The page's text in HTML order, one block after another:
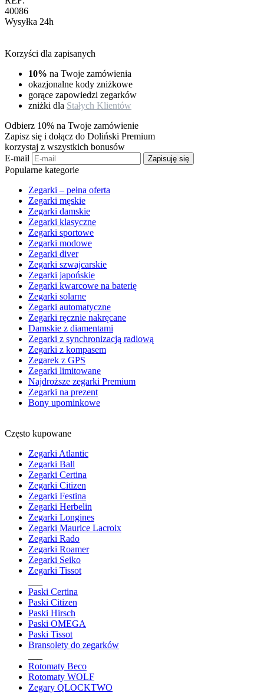
40086
Wysyłka 24h
Korzyści dla zapisanych
10% na Twoje zamówienia
okazjonalne kody zniżkowe
gorące zapowiedzi zegarków
zniżki dla Stałych Klientów
Odbierz 10% na Twoje zamówienie
Zapisz się i dołącz do Doliński Premium
korzystaj z wszystkich bonusów
E-mail
Zapisuję się
Popularne kategorie
Zegarki – pełna oferta
Zegarki męskie
Zegarki damskie
Zegarki klasyczne
Zegarki sportowe
Zegarki modowe
Zegarki diver
Zegarki szwajcarskie
Zegarki japońskie
Zegarki kwarcowe na baterię
Zegarki solarne
Zegarki automatyczne
Zegarki ręcznie nakręcane
Damskie z diamentami
Zegarki z synchronizacją radiową
Zegarki z kompasem
Zegarek z GPS
Zegarki limitowane
Najdroższe zegarki Premium
Zegarki na prezent
Bony upominkowe
Często kupowane
Zegarki Atlantic
Zegarki Ball
Zegarki Certina
Zegarki Citizen
Zegarki Festina
Zegarki Herbelin
Zegarki Longines
Zegarki Maurice Lacroix
Zegarki Rado
Zegarki Roamer
Zegarki Seiko
Zegarki Tissot
Paski Certina
Paski Citizen
Paski Hirsch
Paski OMEGA
Paski Tissot
Bransolety do zegarków
Rotomaty Beco
Rotomaty WOLF
Zegary QLOCKTWO